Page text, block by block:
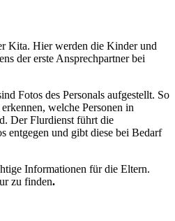
Kita. Hier werden die Kinder und
der erste Ansprechpartner bei
Fotos des Personals aufgestellt. So
welche Personen in
Der Flurdienst führt die
entgegen und gibt diese bei Bedarf
Informationen für die Eltern.
zu finden.